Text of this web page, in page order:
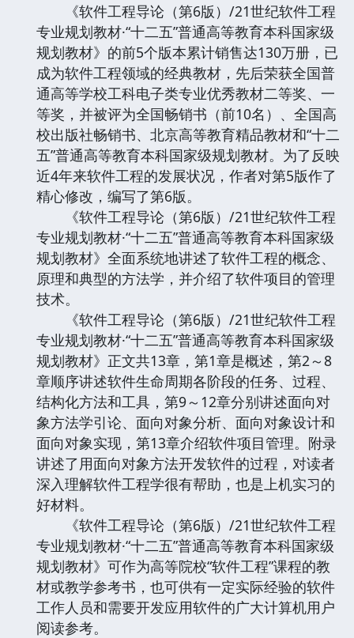
《软件工程导论（第6版）/21世纪软件工程
专业规划教材·“十二五”普通高等教育本科国家级
规划教材》的前5个版本累计销售达130万册，已
成为软件工程领域的经典教材，先后荣获全国普
通高等学校工科电子类专业优秀教材二等奖、一
等奖，并被评为全国畅销书（前10名）、全国高
校出版社畅销书、北京高等教育精品教材和“十二
五”普通高等教育本科国家级规划教材。为了反映
近4年来软件工程的发展状况，作者对第5版作了
精心修改，编写了第6版。
《软件工程导论（第6版）/21世纪软件工程
专业规划教材·“十二五”普通高等教育本科国家级
规划教材》全面系统地讲述了软件工程的概念、
原理和典型的方法学，并介绍了软件项目的管理
技术。
《软件工程导论（第6版）/21世纪软件工程
专业规划教材·“十二五”普通高等教育本科国家级
规划教材》正文共13章，第1章是概述，第2～8
章顺序讲述软件生命周期各阶段的任务、过程、
结构化方法和工具，第9～12章分别讲述面向对
象方法学引论、面向对象分析、面向对象设计和
面向对象实现，第13章介绍软件项目管理。附录
讲述了用面向对象方法开发软件的过程，对读者
深入理解软件工程学很有帮助，也是上机实习的
好材料。
《软件工程导论（第6版）/21世纪软件工程
专业规划教材·“十二五”普通高等教育本科国家级
规划教材》可作为高等院校“软件工程”课程的教
材或教学参考书，也可供有一定实际经验的软件
工作人员和需要开发应用软件的广大计算机用户
阅读参考。